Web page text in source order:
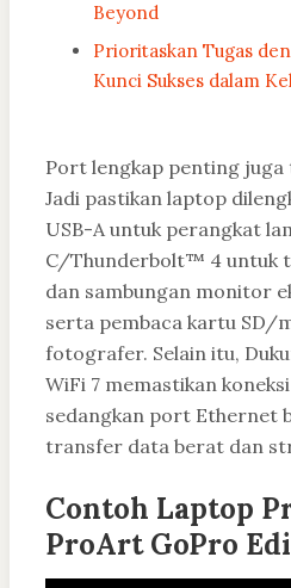
Beyond
Prioritaskan Tugas
Kunci Sukses dalam
Port lengkap penting juga
Jadi pastikan laptop
USB-A untuk perangkat
C/Thunderbolt™ 4 untuk
dan sambungan monitor
serta pembaca kartu SD/
fotografer. Selain itu,
WiFi 7 memastikan
sedangkan port Ethernet
transfer data berat dan
Contoh Laptop
ProArt GoPro